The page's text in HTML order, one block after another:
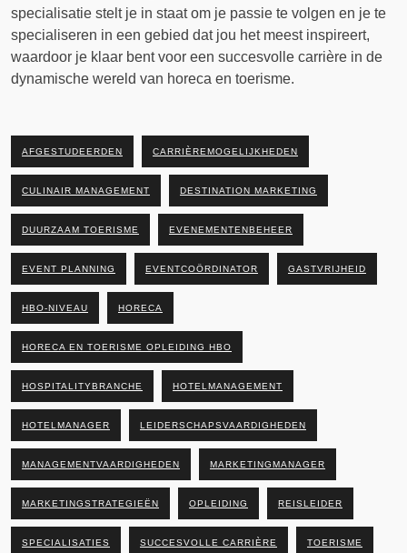
specialisatie stelt je in staat om je passie te volgen en je te
specialiseren in een gebied dat jou het meest inspireert,
waardoor je klaar bent voor een succesvolle carrière in de
dynamische wereld van horeca en toerisme.
AFGESTUDEERDEN CARRIÈREMOGELIJKHEDEN
CULINAIR MANAGEMENT DESTINATION MARKETING
DUURZAAM TOERISME EVENEMENTENBEHEER
EVENT PLANNING EVENTCOÖRDINATOR GASTVRIJHEID
HBO-NIVEAU HORECA
HORECA EN TOERISME OPLEIDING HBO
HOSPITALITYBRANCHE HOTELMANAGEMENT
HOTELMANAGER LEIDERSCHAPSVAARDIGHEDEN
MANAGEMENTVAARDIGHEDEN MARKETINGMANAGER
MARKETINGSTRATEGIEËN OPLEIDING REISLEIDER
SPECIALISATIES SUCCESVOLLE CARRIÈRE TOERISME